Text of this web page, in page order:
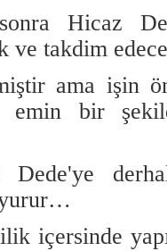
Hicaz
ve takdim
ama işin
bir
içersinde